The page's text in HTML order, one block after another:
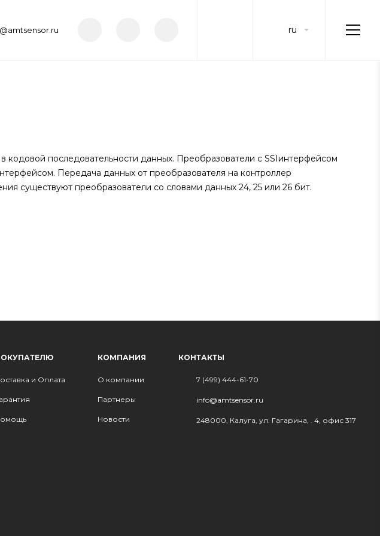
ru
кодовой последовательности данных. Преобразователи с SSIинтерфейсом
Передача данных от преобразователя на контроллер
существуют преобразователи со словами данных 24, 25 или 26 бит.
и Оплата
КОМПАНИЯ
О компании
Партнеры
Новости
КОНТАКТЫ
7 (499) 444-61-70
info@amtsensor.ru
248000, Калуга, ул. Гагарина, . 4, офис 317